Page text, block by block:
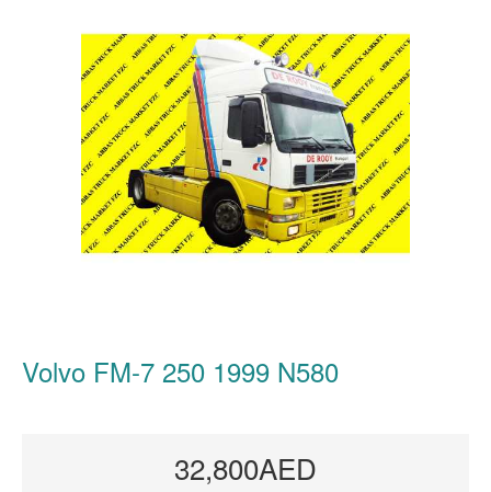
Volvo FM-7 250 1999 N580
32,800AED